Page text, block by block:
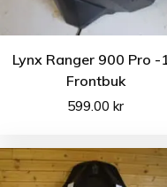
Lynx Ranger 900 Pro -
Frontbuk
599.00kr